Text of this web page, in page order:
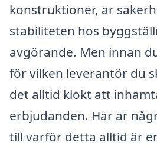
konstruktioner, är
stabiliteten hos
avgörande. Men innan
för vilken leverantör du
det alltid klokt att
erbjudanden. Här är
till varför detta alltid är